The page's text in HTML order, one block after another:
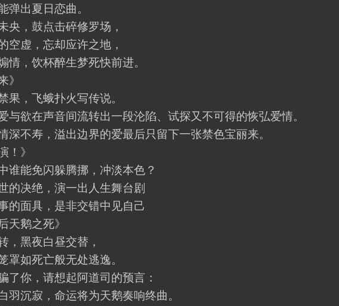
出夏日恋曲。
，鼓点击碎修罗场，
虚，忘却应许之地，
，饮杯醉生梦死快前进。
，飞蛾扑火写传说。
欲在声音间流转出一段沦陷、试探又不可得的恢弘爱情。
不寿，溢出边界的爱最后只留下一张禁色宝丽来。
》
能免闪躲腾挪，冲淡本色？
决绝，演一出人生舞台剧
面具，是非交错中见自己
鹅之死》
黑夜白昼交替，
如死亡般无处逃逸。
你，请想起阿道司的预言：
沉寂，命运将为天鹅奏响终曲。